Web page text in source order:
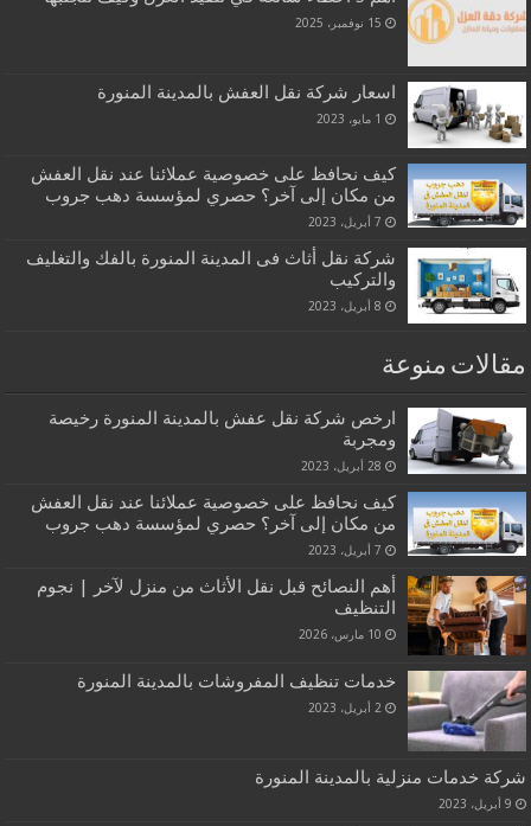
15 نوفمبر، 2025
اسعار شركة نقل العفش بالمدينة المنورة
1 مايو، 2023
كيف نحافظ على خصوصية عملائنا عند نقل العفش
من مكان إلى آخر؟ حصري لمؤسسة دهب جروب
7 أبريل، 2023
شركة نقل أثاث فى المدينة المنورة بالفك والتغليف
والتركيب
8 أبريل، 2023
مقالات منوعة
ارخص شركة نقل عفش بالمدينة المنورة رخيصة
ومجربة
28 أبريل، 2023
كيف نحافظ على خصوصية عملائنا عند نقل العفش
من مكان إلى آخر؟ حصري لمؤسسة دهب جروب
7 أبريل، 2023
أهم النصائح قبل نقل الأثاث من منزل لآخر | نجوم
التنظيف
10 مارس، 2026
خدمات تنظيف المفروشات بالمدينة المنورة
2 أبريل، 2023
شركة خدمات منزلية بالمدينة المنورة
9 أبريل، 2023